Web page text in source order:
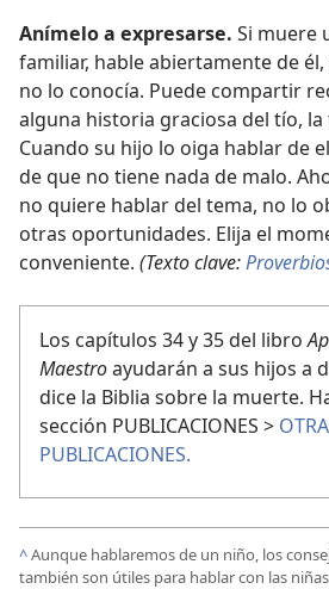
Anímelo a expresarse. Si muere
familiar, hable abiertamente de
no lo conocía. Puede compartir
alguna historia graciosa del tío, la
Cuando su hijo lo oiga hablar de
de que no tiene nada de malo.
no quiere hablar del tema, no lo
otras oportunidades. Elija el
conveniente. (Texto clave:
Los capítulos 34 y 35 del libro
Maestroayudarán a sus hijos a
dice la Biblia sobre la muerte.
sección PUBLICACIONES >
PUBLICACIONES.
^Aunque hablaremos de un niño, los
también son útiles para hablar con las